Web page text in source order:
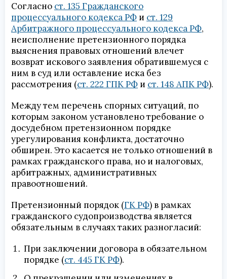
Согласно ст. 135 Гражданского
процессуального кодекса РФ и ст. 129
Арбитражного процессуального кодекса РФ,
неисполнение претензионного порядка
выяснения правовых отношений влечет
возврат искового заявления обратившемуся с
ним в суд или оставление иска без
рассмотрения (ст. 222 ГПК РФ и ст. 148 АПК РФ).
Между тем перечень спорных ситуаций, по
которым законом установлено требование о
досудебном претензионном порядке
урегулирования конфликта, достаточно
обширен. Это касается не только отношений в
рамках гражданского права, но и налоговых,
арбитражных, административных
правоотношений.
Претензионный порядок (ГК РФ) в рамках
гражданского судопроизводства является
обязательным в случаях таких разногласий:
При заключении договора в обязательном
порядке (ст. 445 ГК РФ).